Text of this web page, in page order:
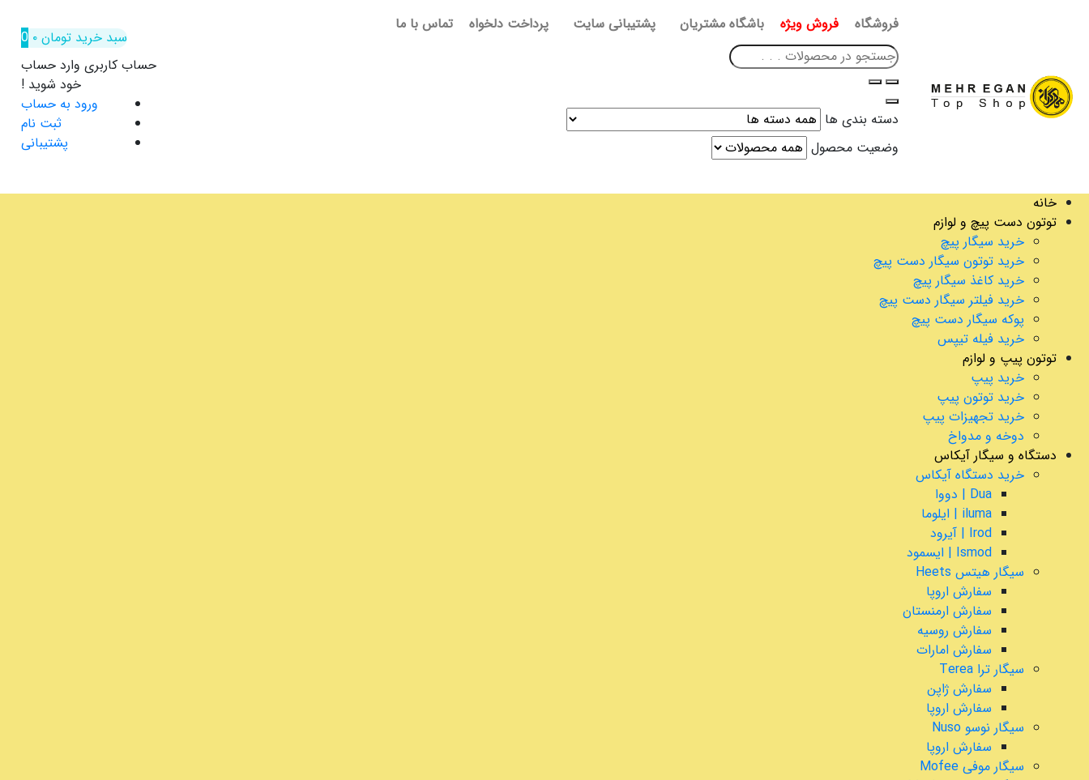
فروشگاه فروش ویژه باشگاه مشتریان پشتیبانی سایت پرداخت دلخواه تماس با ما
دسته بندی ها
وضعیت محصول
سبد خرید تومان۰
0
حساب کاربری وارد حساب
خود شوید !
ورود به حساب
ثبت نام
پشتیبانی
خانه
توتون دست پیچ و لوازم
خرید سیگار پیچ
خرید توتون سیگار دست پیچ
خرید کاغذ سیگار پیچ
خرید فیلتر سیگار دست پیچ
پوکه سیگار دست پیچ
خرید فیله تیپس
توتون پیپ و لوازم
خرید پیپ
خرید توتون پیپ
خرید تجهیزات پیپ
دوخه و مدواخ
دستگاه و سیگار آیکاس
خرید دستگاه آیکاس
Dua | دووا
iluma | ایلوما
Irod | آیرود
Ismod | ایسمود
سیگار هیتس Heets
سفارش اروپا
سفارش ارمنستان
سفارش روسیه
سفارش امارات
سیگار ترا Terea
سفارش ژاپن
سفارش اروپا
سیگار نوسو Nuso
سفارش اروپا
سیگار موفی Mofee